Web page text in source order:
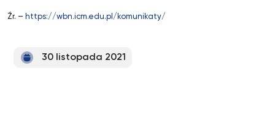
Źr. – https://wbn.icm.edu.pl/komunikaty/
30 listopada 2021